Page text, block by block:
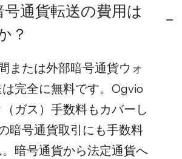
通貨転送の費用は
？
または外部暗号通貨ウォ
完全に無料です。Ogvio
ガス）手数料もカバーし
暗号通貨取引にも手数料
暗号通貨から法定通貨へ